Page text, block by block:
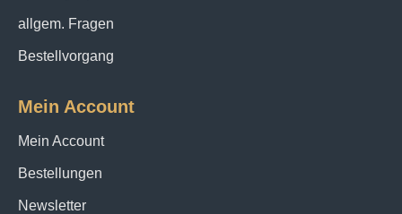
allgem. Fragen
Bestellvorgang
Mein Account
Mein Account
Bestellungen
Newsletter